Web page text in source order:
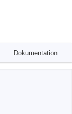
Dokumentation